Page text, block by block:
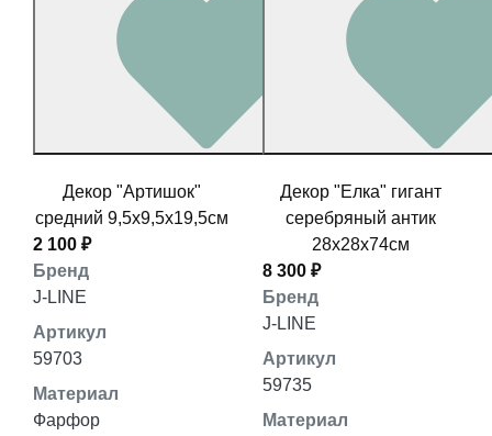
Декор "Артишок"
средний 9,5x9,5x19,5см
2 100 ₽
Бренд
J-LINE
Артикул
59703
Материал
Фарфор
Декор "Елка" гигант
серебряный антик
28x28x74см
8 300 ₽
Бренд
J-LINE
Артикул
59735
Материал